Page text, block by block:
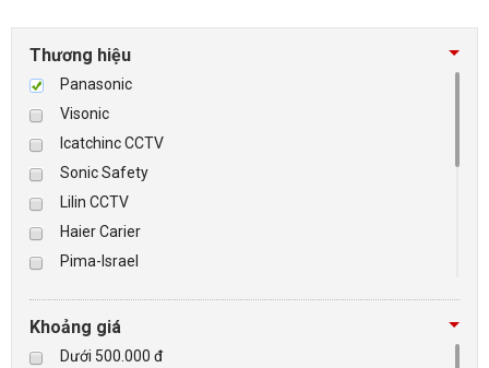
Thương hiệu
Panasonic
Visonic
Icatchinc CCTV
Sonic Safety
Lilin CCTV
Haier Carier
Pima-Israel
Checkpoint
Paradox-Canada
Khoảng giá
Dưới 500.000 đ
KIỂM SOÁT VÀO RA
BÁO ĐỘNG, BÁO CHÁY
NHÀ THÔNG MINH
LIÊN HỆ